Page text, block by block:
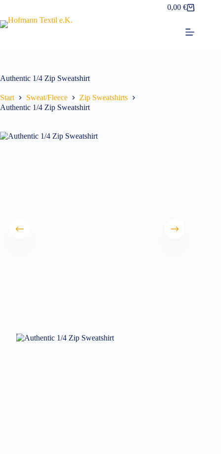
springen
Warenkorb
0,00€
Authentic 1/4 Zip Sweatshirt
Start Sweat/Fleece
Zip Sweatshirts
Authentic 1/4 Zip Sweatshirt